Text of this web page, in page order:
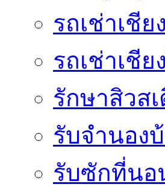
รถเช่าเชีย
รถเช่าเชี
รักษาสิวส
รับจำนอง
รับซักที่นอ